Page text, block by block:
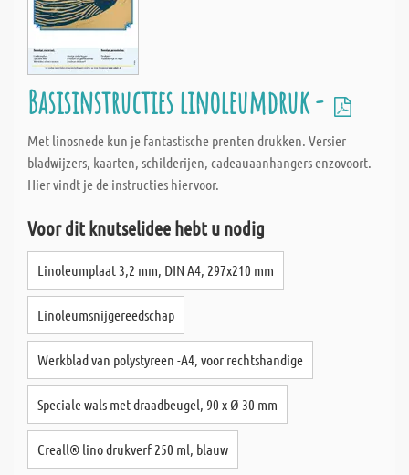
Basisinstructies linoleumdruk -
Met linosnede kun je fantastische prenten drukken. Versier
bladwijzers, kaarten, schilderijen, cadeauaanhangers enzovoort.
Hier vindt je de instructies hiervoor.
Voor dit knutselidee hebt u nodig
Linoleumplaat 3,2 mm, DIN A4, 297x210 mm
Linoleumsnijgereedschap
Werkblad van polystyreen -A4, voor rechtshandige
Speciale wals met draadbeugel, 90 x Ø 30 mm
Creall® lino drukverf 250 ml, blauw